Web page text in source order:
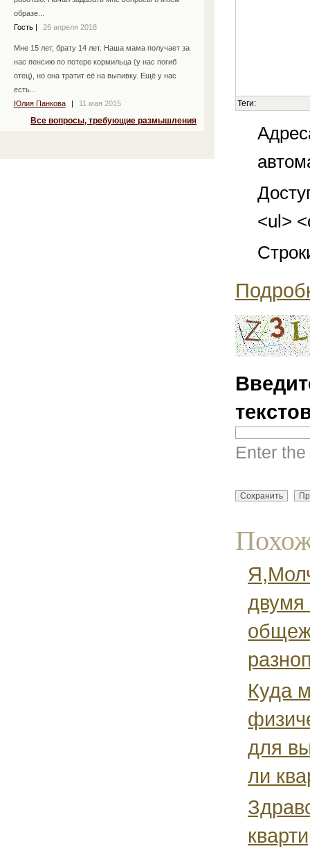
образе...
Гость
26 апреля 2018
Мне 15 лет, брату 14 лет. Наша мама получает за
нас пенсию по потере кормильца (у нас погиб
отец), но она тратит её на выпивку. Ещё у нас
есть...
Юлия Панкова
11 мая 2015
Все вопросы, требующие размышления
Теги:
<ul>
Enter
двумя
Куда
для
ли